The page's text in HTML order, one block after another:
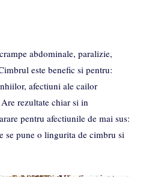
abdominale, paralizie,
este benefic si pentru:
afectiuni ale cailor
rezultate chiar si in
pentru afectiunile de mai sus:
se pune o lingurita de cimbru si